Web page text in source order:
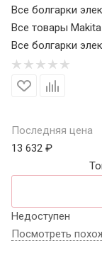
Все болгарки
Все товары Makita
Все болгарки
Последняя цена
13 632 ₽
Недоступен
Посмотреть